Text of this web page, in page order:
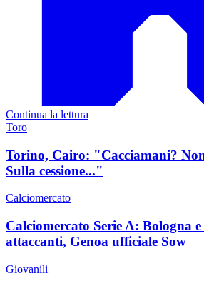
Continua la lettura
Toro
Torino, Cairo: "Cacciamani?
Sulla cessione..."
Calciomercato
Calciomercato Serie A: Bologna
attaccanti, Genoa ufficiale Sow
Giovanili